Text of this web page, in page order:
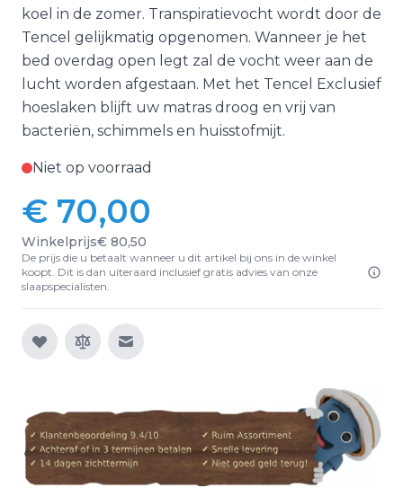
koel in de zomer. Transpiratievocht wordt door de
Tencel gelijkmatig opgenomen. Wanneer je het
bed overdag open legt zal de vocht weer aan de
lucht worden afgestaan. Met het Tencel Exclusief
hoeslaken blijft uw matras droog en vrij van
bacteriën, schimmels en huisstofmijt.
Niet op voorraad
€ 70,00
Winkelprijs€ 80,50
De prijs die u betaalt wanneer u dit artikel bij ons in de winkel
koopt. Dit is dan uiteraard inclusief gratis advies van onze
slaapspecialisten.
E-mail naar een vriend